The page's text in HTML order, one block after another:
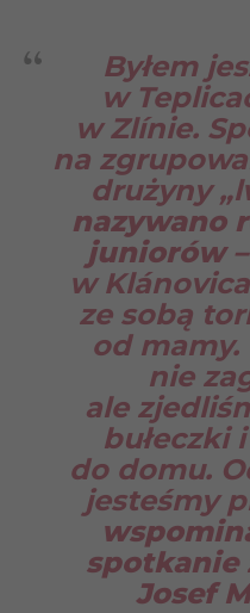
Byłem
w
w Zlínie.
na
drużyny
nazywano
juniorów
w
ze sobą
od mamy.
nie
ale
bułeczki
do domu.
jesteśmy
spotkanie
Josef